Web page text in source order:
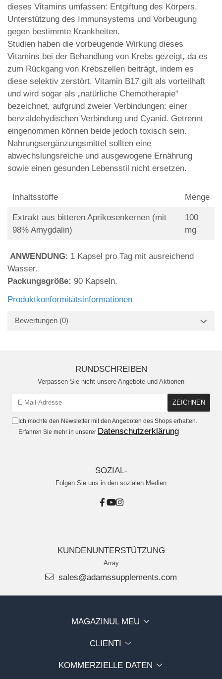
dieses Vitamins umfassen: Entgiftung des Körpers,
Unterstützung des Immunsystems und Vorbeugung
gegen bestimmte Krankheiten.
Studien haben die vorbeugende Wirkung dieses
Vitamins bei der Behandlung von Krebs gezeigt, da es
zum Rückgang von Krebszellen beiträgt, indem es
diese selektiv zerstört. Vitamin B17 gilt als vorteilhaft
und wird sogar als „natürliche Chemotherapie“
bezeichnet, aufgrund zweier Verbindungen: einer
benzaldehydischen Verbindung und Cyanid. Getrennt
eingenommen können beide jedoch toxisch sein.
Nahrungsergänzungsmittel sollten eine
abwechslungsreiche und ausgewogene Ernährung
sowie einen gesunden Lebensstil nicht ersetzen.
Inhaltsstoffe Menge
Extrakt aus bitteren Aprikosenkernen (mit
98% Amygdalin)
100
mg
ANWENDUNG: 1 Kapsel pro Tag mit ausreichend
Wasser.
Packungsgröße: 90 Kapseln.
Produktkonformitätsinformationen
Bewertungen (0)
RUNDSCHREIBEN
Verpassen Sie nicht unsere Angebote und Aktionen
Ich möchte den Newsletter mit den Angeboten des Shops erhalten.
Erfahren Sie mehr in unserer Datenschutzerklärung
SOZIAL-
Folgen Sie uns in den sozialen Medien
KUNDENUNTERSTÜTZUNG
Array
sales@adamssupplements.com
MAGAZINUL MEU
CLIENTI
KOMMERZIELLE DATEN